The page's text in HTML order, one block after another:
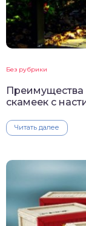
Без рубрики
Преимущества
скамеек с
Читать далее